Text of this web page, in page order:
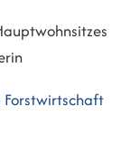
Forstwirtschaft